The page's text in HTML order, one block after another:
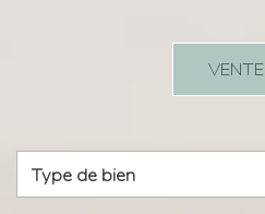
VENTE
Type de bien